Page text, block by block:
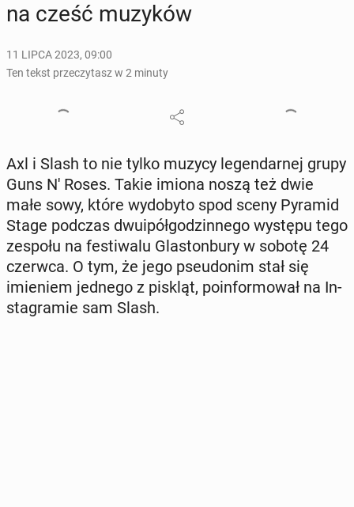
na cześć muzyków
11 LIPCA 2023, 09:00
Ten tekst przeczytasz w 2 minuty
Axl i Slash to nie tylko muzycy le­gen­dar­nej grupy
Guns N' Roses. Takie imiona noszą też dwie
małe sowy, które wy­do­by­to spod sceny Pyramid
Stage podczas dwu­ipół­go­dzin­ne­go występu tego
zespołu na fe­sti­wa­lu Gla­ston­bu­ry w sobotę 24
czerwca. O tym, że jego pseu­do­nim stał się
imie­niem jednego z piskląt, po­in­for­mo­wał na In­
sta­gra­mie sam Slash.